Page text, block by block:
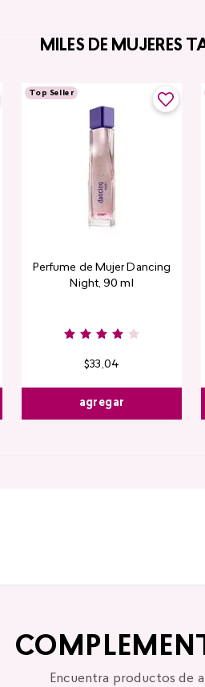
MILES DE MUJERES
Top Seller
Perfume de Mujer Dancing
Night, 90 ml
$33 ,04
agregar
Encuentra productos de